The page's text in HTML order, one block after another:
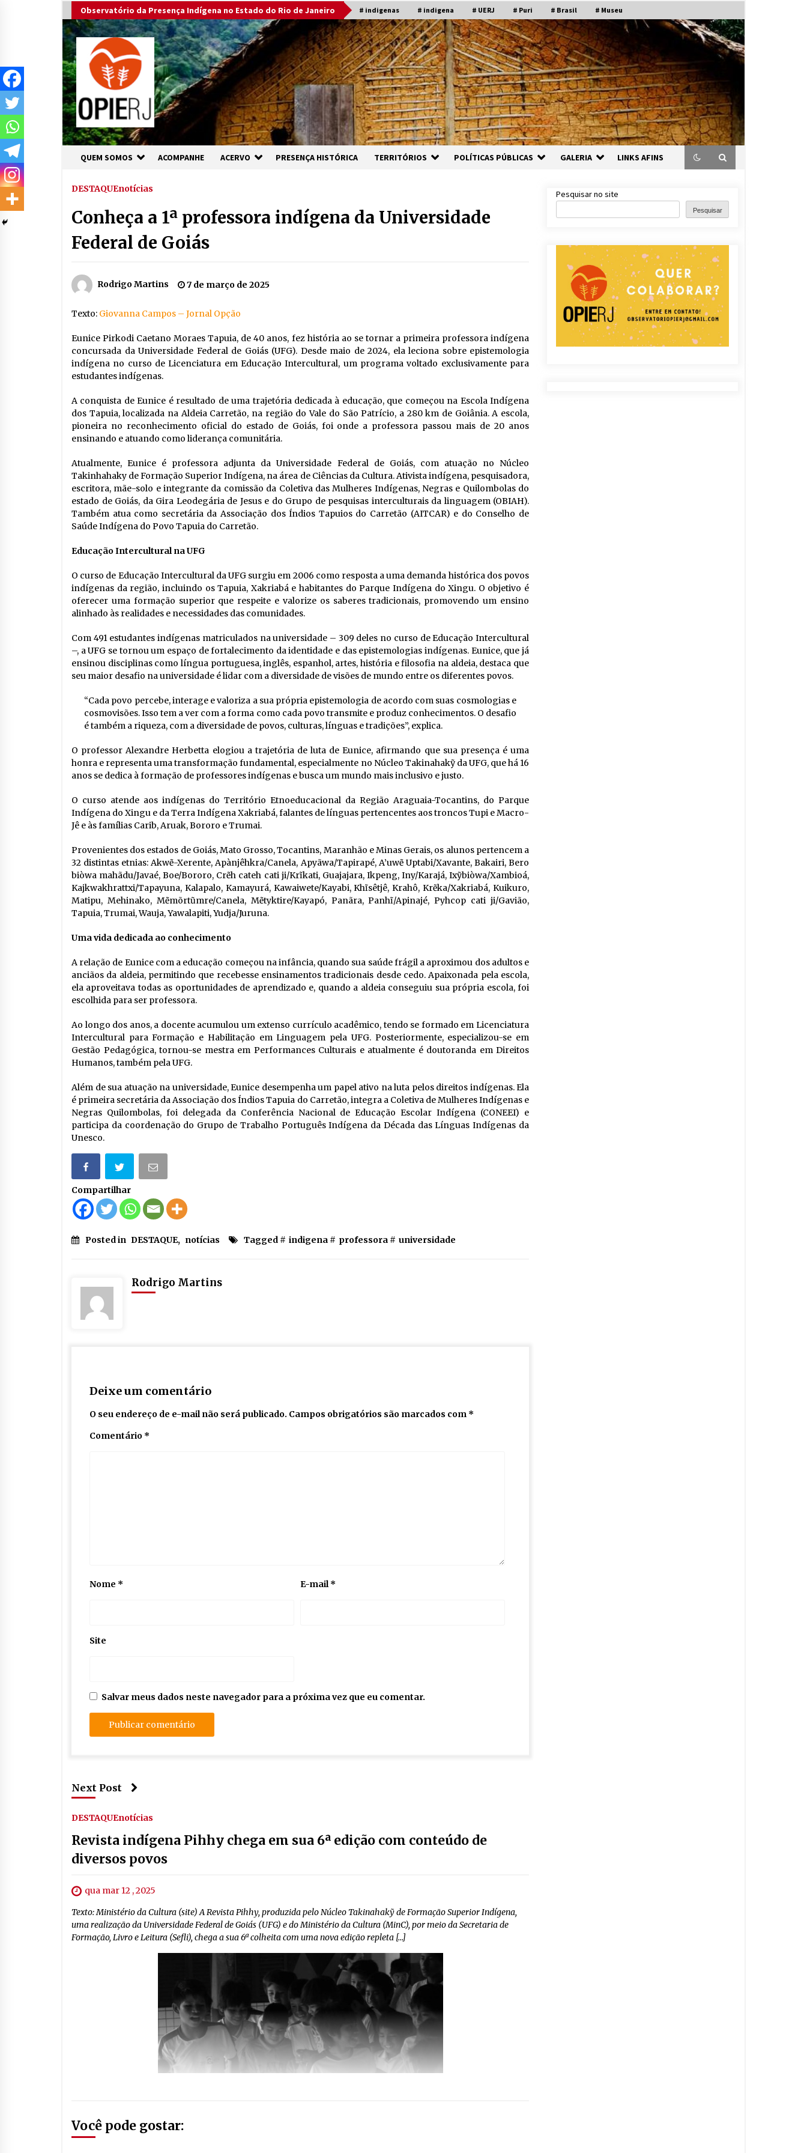
to
content
Observatório da Presença Indígena no Estado do Rio de Janeiro # indigenas # indigena # UERJ # Puri # Brasil # Museu
QUEM SOMOS ACOMPANHE ACERVO PRESENÇA HISTÓRICA TERRITÓRIOS POLÍTICAS PÚBLICAS GALERIA LINKS AFINS
DESTAQUEnotícias
Conheça a 1ª professora indígena da Universidade
Federal de Goiás
Rodrigo Martins 7 de março de 2025
Texto: Giovanna Campos – Jornal Opção
Eunice Pirkodi Caetano Moraes Tapuia, de 40 anos, fez história ao se tornar a primeira professora indígena
concursada da Universidade Federal de Goiás (UFG). Desde maio de 2024, ela leciona sobre epistemologia
indígena no curso de Licenciatura em Educação Intercultural, um programa voltado exclusivamente para
estudantes indígenas.
A conquista de Eunice é resultado de uma trajetória dedicada à educação, que começou na Escola Indígena
dos Tapuia, localizada na Aldeia Carretão, na região do Vale do São Patrício, a 280 km de Goiânia. A escola,
pioneira no reconhecimento oficial do estado de Goiás, foi onde a professora passou mais de 20 anos
ensinando e atuando como liderança comunitária.
Atualmente, Eunice é professora adjunta da Universidade Federal de Goiás, com atuação no Núcleo
Takinhahaky de Formação Superior Indígena, na área de Ciências da Cultura. Ativista indígena, pesquisadora,
escritora, mãe-solo e integrante da comissão da Coletiva das Mulheres Indígenas, Negras e Quilombolas do
estado de Goiás, da Gira Leodegária de Jesus e do Grupo de pesquisas interculturais da linguagem (OBIAH).
Também atua como secretária da Associação dos Índios Tapuios do Carretão (AITCAR) e do Conselho de
Saúde Indígena do Povo Tapuia do Carretão.
Educação Intercultural na UFG
O curso de Educação Intercultural da UFG surgiu em 2006 como resposta a uma demanda histórica dos povos
indígenas da região, incluindo os Tapuia, Xakriabá e habitantes do Parque Indígena do Xingu. O objetivo é
oferecer uma formação superior que respeite e valorize os saberes tradicionais, promovendo um ensino
alinhado às realidades e necessidades das comunidades.
Com 491 estudantes indígenas matriculados na universidade – 309 deles no curso de Educação Intercultural
–, a UFG se tornou um espaço de fortalecimento da identidade e das epistemologias indígenas. Eunice, que já
ensinou disciplinas como língua portuguesa, inglês, espanhol, artes, história e filosofia na aldeia, destaca que
seu maior desafio na universidade é lidar com a diversidade de visões de mundo entre os diferentes povos.
“Cada povo percebe, interage e valoriza a sua própria epistemologia de acordo com suas cosmologias e
cosmovisões. Isso tem a ver com a forma como cada povo transmite e produz conhecimentos. O desafio
é também a riqueza, com a diversidade de povos, culturas, línguas e tradições”, explica.
O professor Alexandre Herbetta elogiou a trajetória de luta de Eunice, afirmando que sua presença é uma
honra e representa uma transformação fundamental, especialmente no Núcleo Takinahakỹ da UFG, que há 16
anos se dedica à formação de professores indígenas e busca um mundo mais inclusivo e justo.
O curso atende aos indígenas do Território Etnoeducacional da Região Araguaia-Tocantins, do Parque
Indígena do Xingu e da Terra Indígena Xakriabá, falantes de línguas pertencentes aos troncos Tupi e Macro-
Jê e às famílias Carib, Aruak, Bororo e Trumai.
Provenientes dos estados de Goiás, Mato Grosso, Tocantins, Maranhão e Minas Gerais, os alunos pertencem a
32 distintas etnias: Akwẽ-Xerente, Apànjêhkra/Canela, Apyãwa/Tapirapé, A’uwẽ Uptabi/Xavante, Bakairi, Bero
biòwa mahãdu/Javaé, Boe/Bororo, Crẽh cateh cati ji/Krĩkati, Guajajara, Ikpeng, Iny/Karajá, Ixỹbiòwa/Xambioá,
Kajkwakhrattxi/Tapayuna, Kalapalo, Kamayurá, Kawaiwete/Kayabi, Khĩsêtjê, Krahô, Krẽka/Xakriabá, Kuikuro,
Matipu, Mehinako, Mẽmõrtũmre/Canela, Mẽtyktire/Kayapó, Panãra, Panhĩ/Apinajé, Pyhcop cati ji/Gavião,
Tapuia, Trumai, Wauja, Yawalapiti, Yudja/Juruna.
Uma vida dedicada ao conhecimento
A relação de Eunice com a educação começou na infância, quando sua saúde frágil a aproximou dos adultos e
anciãos da aldeia, permitindo que recebesse ensinamentos tradicionais desde cedo. Apaixonada pela escola,
ela aproveitava todas as oportunidades de aprendizado e, quando a aldeia conseguiu sua própria escola, foi
escolhida para ser professora.
Ao longo dos anos, a docente acumulou um extenso currículo acadêmico, tendo se formado em Licenciatura
Intercultural para Formação e Habilitação em Linguagem pela UFG. Posteriormente, especializou-se em
Gestão Pedagógica, tornou-se mestra em Performances Culturais e atualmente é doutoranda em Direitos
Humanos, também pela UFG.
Além de sua atuação na universidade, Eunice desempenha um papel ativo na luta pelos direitos indígenas. Ela
é primeira secretária da Associação dos Índios Tapuia do Carretão, integra a Coletiva de Mulheres Indígenas e
Negras Quilombolas, foi delegada da Conferência Nacional de Educação Escolar Indígena (CONEEI) e
participa da coordenação do Grupo de Trabalho Português Indígena da Década das Línguas Indígenas da
Unesco.
Compartilhar
Posted in DESTAQUE, notícias Tagged # indigena # professora # universidade
Rodrigo Martins
Deixe um comentário
O seu endereço de e-mail não será publicado. Campos obrigatórios são marcados com *
Comentário *
Nome * E-mail*
Site
Salvar meus dados neste navegador para a próxima vez que eu comentar.
Next Post
DESTAQUEnotícias
Revista indígena Pihhy chega em sua 6ª edição com conteúdo de
diversos povos
qua mar 12 , 2025
Texto: Ministério da Cultura (site) A Revista Pihhy, produzida pelo Núcleo Takinahakỹ de Formação Superior Indígena,
uma realização da Universidade Federal de Goiás (UFG) e do Ministério da Cultura (MinC), por meio da Secretaria de
Formação, Livro e Leitura (Sefli), chega a sua 6ª colheita com uma nova edição repleta […]
Você pode gostar:
Pesquisar no site
Pesquisar